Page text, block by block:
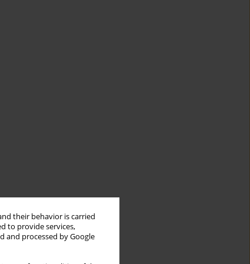
their behavior is carried
to provide services,
and processed by Google